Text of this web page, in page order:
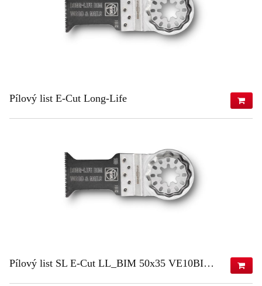
Pílový list E-Cut Long-Life
93,09 € (s DPH)
ZISTIŤ VIAC
Pílový list SL E-Cut LL_BIM 50x35 VE10BIM 50x35 VE10
173,18 € (s DPH)